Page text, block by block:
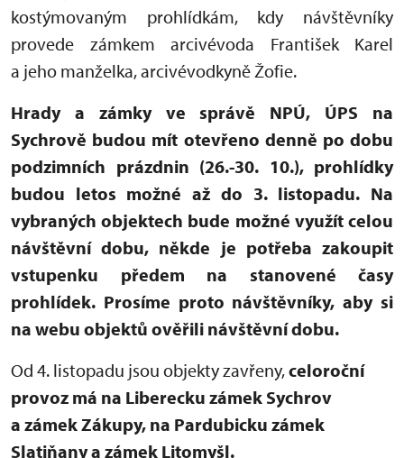
kostýmovaným prohlídkám, kdy návštěvníky
provede zámkem arcivévoda František Karel
a jeho manželka, arcivévodkyně Žofie.
Hrady a zámky ve správě NPÚ, ÚPS na
Sychrově budou mít otevřeno denně po dobu
podzimních prázdnin (26.-30. 10.), prohlídky
budou letos možné až do 3. listopadu. Na
vybraných objektech bude možné využít celou
návštěvní dobu, někde je potřeba zakoupit
vstupenku předem na stanovené časy
prohlídek. Prosíme proto návštěvníky, aby si
na webu objektů ověřili návštěvní dobu.
Od 4. listopadu jsou objekty zavřeny,celoroční
provoz má na Liberecku zámek Sychrov
a zámek Zákupy, na Pardubicku zámek
Slatiňany a zámek Litomyšl.